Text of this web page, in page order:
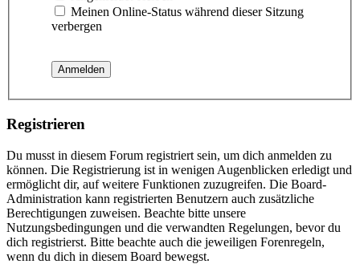
Meinen Online-Status während dieser Sitzung
verbergen
Registrieren
Du musst in diesem Forum registriert sein, um dich anmelden zu
können. Die Registrierung ist in wenigen Augenblicken erledigt und
ermöglicht dir, auf weitere Funktionen zuzugreifen. Die Board-
Administration kann registrierten Benutzern auch zusätzliche
Berechtigungen zuweisen. Beachte bitte unsere
Nutzungsbedingungen und die verwandten Regelungen, bevor du
dich registrierst. Bitte beachte auch die jeweiligen Forenregeln,
wenn du dich in diesem Board bewegst.